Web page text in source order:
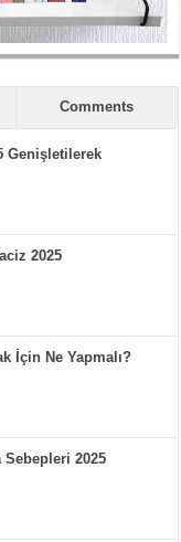
Comments
Genişletilerek
2025
İçin Ne Yapmalı?
Sebepleri 2025